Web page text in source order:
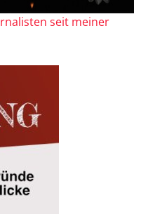
seit meiner